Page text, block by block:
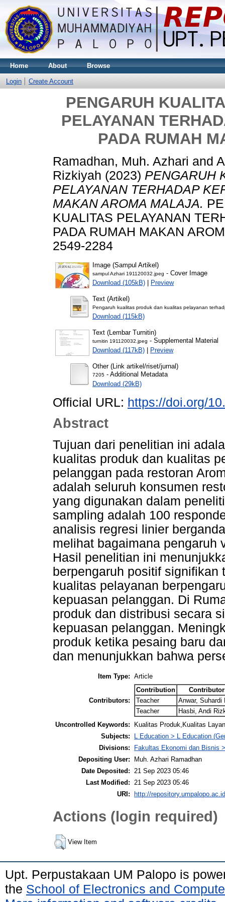
Home About Browse
Login Create Account
PENGARUH
PELAYANAN
PADA RUMAH
Ramadhan, Muh. Azhari and
Rizkiyah (2023) PENGARUH
PELAYANAN TERHADAP
MAKAN AROMA MALAJA.
KUALITAS PELAYANAN
PADA RUMAH MAKAN
2549-2284
Image (Sampul Artikel)
sampul Azhari 191120032.jpeg - Cover Image
Download (105kB) | Preview
Text (Artikel)
Pengaruh kualitas produk dan kualitas pelayanan
Download (115kB)
Text (Lembar Turnitin)
turnitin 191120032.jpeg - Supplemental Material
Download (117kB) | Preview
Other (Link artikel/riset/jurnal)
7205 - Additional Metadata
Download (29kB)
Official URL: https://doi.org/
Abstract
Tujuan dari penelitian ini
kualitas produk dan kualitas
pelanggan pada restoran
adalah seluruh konsumen
yang digunakan dalam
sampling adalah 100
analisis regresi linier
melihat bagaimana pengaruh
Hasil penelitian ini
berpengaruh positif
kualitas pelayanan
kepuasan pelanggan. Di
produk dan distribusi secara
kepuasan pelanggan.
produk ketika pesaing baru
dan menunjukkan bahwa
Item Type: Article
Contributors:
Contribution
Teacher
Anwar, Suhardi
Teacher
Hasbi, Andi
Uncontrolled Keywords:
Kualitas Produk,Kualitas
Subjects:
L Education > L Education
Divisions:
Fakultas Ekonomi dan Bisnis
Depositing User:
Muh. Azhari Ramadhan
Date Deposited:
21 Sep 2023 05:46
Last Modified:
21 Sep 2023 05:46
URI:
http://
Actions (login required)
View Item
Upt. Perpustakaan UM Palopo is
the School of Electronics and